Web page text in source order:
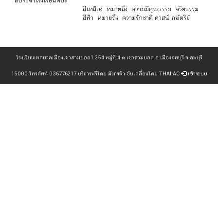
สีเหลือง หมายถึง ความมีคุณธรรม จริยธรรม
สีฟ้า หมายถึง ความรักชาติ ศาสน์ กษัตริย์
โรงเรียนเทศบาลเมืองเขาสามยอด1 254 หมู่ที่ 4 ต.เขาสามยอด อ.เมืองลพบุรี จ.ลพบุรี
15000 โทรศัพท์ 036776217 บริการฟรีโดย มังกรฟ้า ขับเคลื่อนโดย THAI.AC เข้าระบบ